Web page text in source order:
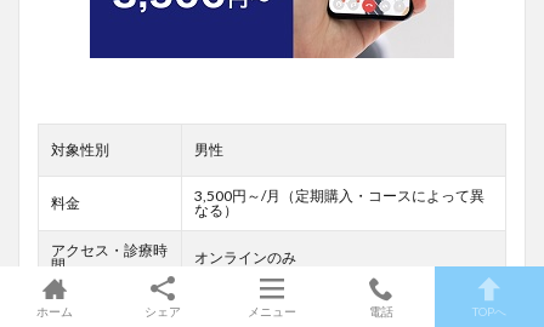
対象性別 男性
料金
3,500円～/月（定期購入・コースによって異
なる）
アクセス・診療時
間
オンラインのみ
オンライン診療
ホーム シェア メニュー 電話 TOPへ